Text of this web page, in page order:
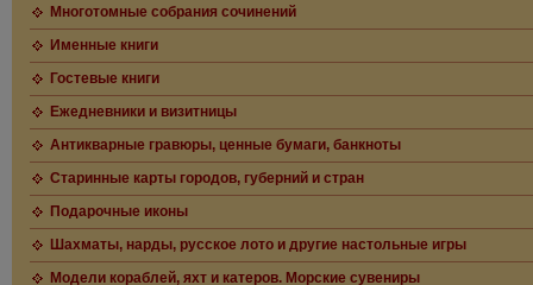
Многотомные собрания сочинений
Именные книги
Гостевые книги
Ежедневники и визитницы
Антикварные гравюры, ценные бумаги, банкноты
Старинные карты городов, губерний и стран
Подарочные иконы
Шахматы, нарды, русское лото и другие настольные игры
Модели кораблей, яхт и катеров. Морские сувениры